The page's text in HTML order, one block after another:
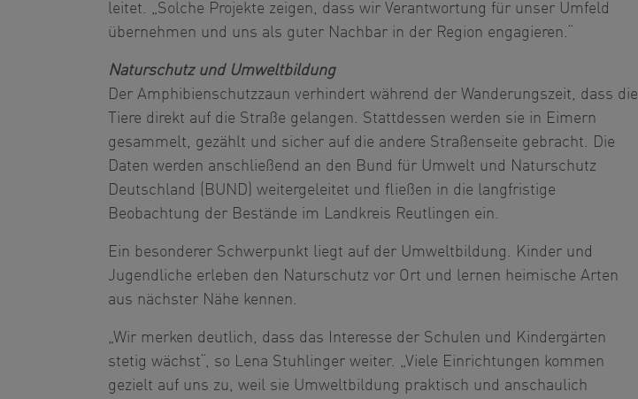
leitet. „Solche Projekte zeigen, dass wir Verantwortung für unser Umfeld
übernehmen und uns als guter Nachbar in der Region engagieren.“
Naturschutz und Umweltbildung
Der Amphibienschutzzaun verhindert während der Wanderungszeit, dass die
Tiere direkt auf die Straße gelangen. Stattdessen werden sie in Eimern
gesammelt, gezählt und sicher auf die andere Straßenseite gebracht. Die
Daten werden anschließend an den Bund für Umwelt und Naturschutz
Deutschland (BUND) weitergeleitet und fließen in die langfristige
Beobachtung der Bestände im Landkreis Reutlingen ein.
Ein besonderer Schwerpunkt liegt auf der Umweltbildung. Kinder und
Jugendliche erleben den Naturschutz vor Ort und lernen heimische Arten
aus nächster Nähe kennen.
„Wir merken deutlich, dass das Interesse der Schulen und Kindergärten
stetig wächst“, so Lena Stuhlinger weiter. „Viele Einrichtungen kommen
gezielt auf uns zu, weil sie Umweltbildung praktisch und anschaulich